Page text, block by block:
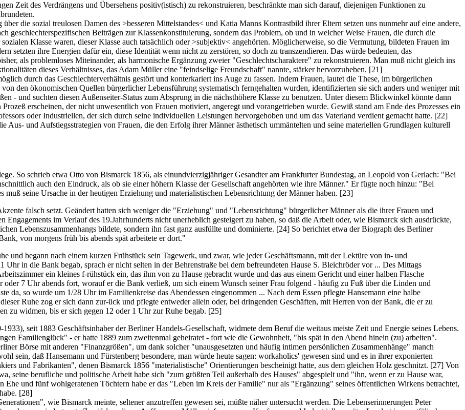
Zeit des Verdrängens und Übersehens positiv(istisch) zu rekonstruieren, beschränkte man sich darauf, diejenigen Funktionen zu
die sozial treulosen Damen des >besseren Mittelstandes< und Katia Manns Kontrastbild ihrer Eltern setzen uns nunmehr auf eine andere,
geschlechterspezifischen Beiträgen zur Klassenkonstituierung, sondern das Problem, ob und in welcher Weise Frauen, die durch die
Klasse waren, dieser Klasse auch tatsächlich oder >subjektiv< angehörten. Möglicherweise, so die Vermutung, bildeten Frauen im
setzten ihre Energien dafür ein, diese Identität wenn nicht zu zerstören, so doch zu transzendieren. Das würde bedeuten, das
als problemloses Miteinander, als harmonische Ergänzung zweier "Geschlechtscharaktere" zu rekonstruieren. Man muß nicht gleich ins
dieses Verhältnisses, das Adam Müller eine "feindselige Freundschaft" nannte, stärker hervorzuheben. [21]
durch das Geschlechterverhältnis gestört und konterkariert ins Auge zu fassen. Indem Frauen, lautet die These, im bürgerlichen
den ökonomischen Quellen bürgerlicher Lebensführung systematisch ferngehalten wurden, identifizierten sie sich anders und weniger mit
- und suchten diesen Außenseiter-Status zum Absprung in die nächsthöhere Klasse zu benutzen. Unter diesem Blickwinkel könnte dann
erscheinen, der nicht unwesentlich von Frauen motiviert, angeregt und vorangetrieben wurde. Gewiß stand am Ende des Prozesses ein
oder Industriellen, der sich durch seine individuellen Leistungen hervorgehoben und um das Vaterland verdient gemacht hatte. [22]
Aus- und Aufstiegsstrategien von Frauen, die den Erfolg ihrer Männer ästhetisch ummäntelten und seine materiellen Grundlagen kulturell
So schrieb etwa Otto von Bismarck 1856, als einundvierzigjähriger Gesandter am Frankfurter Bundestag, an Leopold von Gerlach: "Bei
auch den Eindruck, als ob sie einer höhern Klasse der Gesellschaft angehörten wie ihre Männer." Er fügte noch hinzu: "Bei
seine Ursache in der heutigen Erziehung und materialistischen Lebensrichtung der Männer haben. [23]
falsch setzt. Geändert hatten sich weniger die "Erziehung" und "Lebensrichtung" bürgerlicher Männer als die ihrer Frauen und
im Verlauf des 19.Jahrhunderts nicht unerheblich gesteigert zu haben, so daß die Arbeit oder, wie Bismarck sich ausdrückte,
Lebenszusammenhangs bildete, sondern ihn fast ganz ausfüllte und dominierte. [24] So berichtet etwa der Biograph des Berliner
von morgens früh bis abends spät arbeitete er dort."
und begann nach einem kurzen Frühstück sein Tagewerk, und zwar, wie jeder Geschäftsmann, mit der Lektüre von in- und
Uhr in die Bank begab, sprach er nicht selten in der Behrenstraße bei dem befreundeten Hause S. Bleichröder vor ... Des Mittags
ein kleines f-rühstück ein, das ihm von zu Hause gebracht wurde und das aus einem Gericht und einer halben Flasche
7 Uhr abends fort, worauf er die Bank verließ, um sich einem Wunsch seiner Frau folgend - häufig zu Fuß über die Linden und
da, so wurde um 1/28 Uhr im Familienkreise das Abendessen eingenommen ... Nach dem Essen pflegte Hansemann eine halbe
Ruhe zog er sich dann zur-ück und pflegte entweder allein oder, bei dringenden Geschäften, mit Herren von der Bank, die er zu
zu widmen, bis er sich gegen 12 oder 1 Uhr zur Ruhe begab. [25]
seit 1883 Geschäftsinhaber der Berliner Handels-Gesellschaft, widmete dem Beruf die weitaus meiste Zeit und Energie seines Lebens.
Familienglück" - er hatte 1889 zum zweitenmal geheiratet - fort wie die Gewohnheit, "bis spät in den Abend hinein (zu) arbeiten".
Börse mit anderen "Finanzgrößen", um dank solcher "unausgesetzten und häufig intimen persönlichen Zusammenhänge" manch
sein, daß Hansemann und Fürstenberg besondere, man würde heute sagen: workaholics' gewesen sind und es in ihrer exponierten
und Fabrikanten", denen Bismarck 1856 "materialistische" Orientierungen bescheinigt hatte, aus dem gleichen Holz geschnitzt. [27] Von
seine berufliche und politische Arbeit habe sich "zum größten Teil außerhalb des Hauses" abgespielt und "ihn, wenn er zu Hause war,
Ehe und fünf wohlgeratenen Töchtern habe er das "Leben im Kreis der Familie" nur als "Ergänzung" seines öffentlichen Wirkens betrachtet,
[28]
wie Bismarck meinte, seltener anzutreffen gewesen sei, müßte näher untersucht werden. Die Lebenserinnerungen Peter